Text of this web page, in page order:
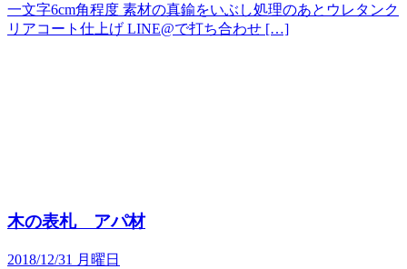
一文字6cm角程度 素材の真鍮をいぶし処理のあとウレタンク
リアコート仕上げ LINE@で打ち合わせ […]
木の表札 アパ材
2018/12/31 月曜日